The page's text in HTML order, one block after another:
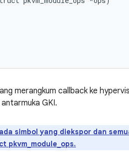
merangkum callback ke
GKI.
simbol yang diekspor dan
pkvm_module_ops.